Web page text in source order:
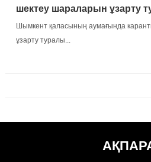
шектеу шараларын ұзарту
Шымкент қаласының аумағында
ұзарту туралы...